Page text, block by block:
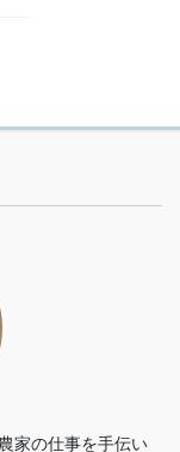
家の仕事を手伝い